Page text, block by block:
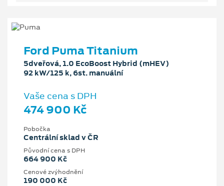
Ford Puma Titanium
5dveřová, 1.0 EcoBoost Hybrid (mHEV)
92 kW/125 k, 6st. manuální
Vaše cena s DPH
474 900 Kč
Pobočka
Centrální sklad v ČR
Původní cena s DPH
664 900 Kč
Cenové zvýhodnění
190 000 Kč